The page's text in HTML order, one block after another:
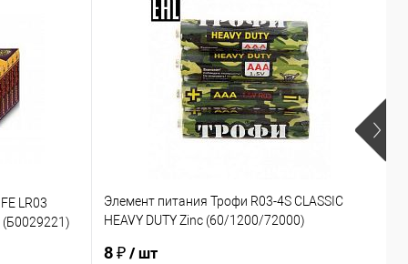
LR03
(Б0029221)
Элемент питания Трофи R03-4S CLASSIC
HEAVY DUTY Zinc (60/1200/72000)
8 ₽/ шт